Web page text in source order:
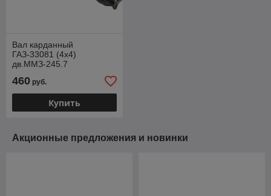
Вал карданный
ГАЗ-33081 (4х4)
дв.ММЗ-245.7
промежуточный L=645мм
33081-2202010
GP.10900022
460 руб.
Купить
Акционные предложения и новинки